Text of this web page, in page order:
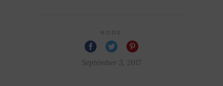
RODE
September 3, 2017